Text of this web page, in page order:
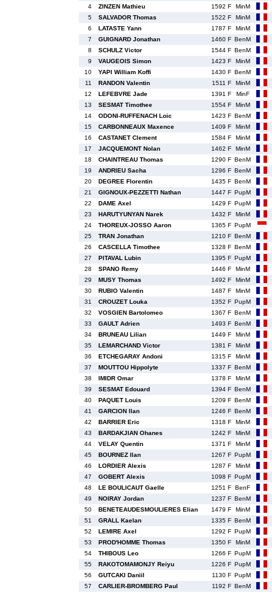
4
ZINZEN Mathieu 1592 F
MinM
5
SALVADOR Thomas 1522 F
MinM
6
LATASTE Yann 1787 F
MinM
7
GUIGNARD Jonathan 1460 F BenM
8
SCHULZ Victor 1544 F BenM
9
VAUGEOIS Simon 1423 F
MinM
10
YAPI William Koffi 1430 F BenM
11
RANDON Valentin 1511 F
MinM
12
LEFEBVRE Jade 1391 F
MinF
13
SESMAT Timothee 1554 F
MinM
14
ODONI-RUFFENACH Loic 1423 F BenM
15
CARBONNEAUX Maxence 1409 F
MinM
16
CASTANET Clement 1584 F
MinM
17
JACQUEMONT Nolan 1462 F
MinM
18
CHAINTREAU Thomas 1290 F BenM
19
ANDRIEU Sacha 1296 F BenM
20
DEGREE Florentin 1435 F BenM
21
GIGNOUX-PEZZETTI Nathan 1447 F PupM
22
DAME Axel 1429 F PupM
23
HARUTYUNYAN Narek 1432 F
MinM
24
THOREUX-JOSSO Aaron 1365 F PupM
25
TRAN Jonathan 1210 F BenM
26
CASCELLA Timothee 1328 F BenM
27
PITAVAL Lubin 1395 F PupM
28
SPANO Remy 1446 F
MinM
29
MUSY Thomas 1492 F
MinM
30
RUBIO Valentin 1487 F
MinM
31
CROUZET Louka 1352 F PupM
32
VOSGIEN Bartolomeo 1367 F BenM
33
GAULT Adrien 1493 F BenM
34
BRUNEAU Lilian 1449 F
MinM
35
LEMARCHAND Victor 1381 F
MinM
36
ETCHEGARAY Andoni 1315 F
MinM
37
MOUTTOU Hippolyte 1337 F BenM
38
IMIDR Omar 1378 F
MinM
39
SESMAT Edouard 1394 F BenM
40
PAQUET Louis 1209 F BenM
41
GARCION Ilan 1246 F BenM
42
BARRIER Eric 1318 F
MinM
43
BARDAKJIAN Ohanes 1242 F
MinM
44
VELAY Quentin 1371 F
MinM
45
BOURNEZ Ilan 1267 F PupM
46
LORDIER Alexis 1287 F
MinM
47
GOBERT Alexis 1098 F PupM
48
LE BOULICAUT Gaelle 1251 F BenF
49
NOIRAY Jordan 1237 F BenM
50
BENETEAUDESMOULIERES Elian 1479 F
MinM
51
GRALL Kaelan 1335 F BenM
52
LEMIRE Axel 1292 F PupM
53
PROD'HOMME Thomas 1350 F
MinM
54
THIBOUS Leo 1266 F PupM
55
RAKOTOMAMONJY Reiyu 1226 F PupM
56
GUTCAKI Daniil 1130 F PupM
57
CARLIER-BROMBERG Paul 1192 F BenM